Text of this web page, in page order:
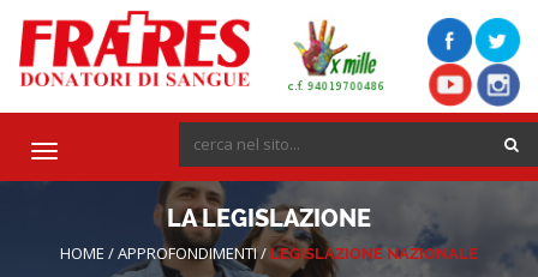
Toggle
LA LEGISLAZIONE
HOME /APPROFONDIMENTI/ LEGISLAZIONE NAZIONALE